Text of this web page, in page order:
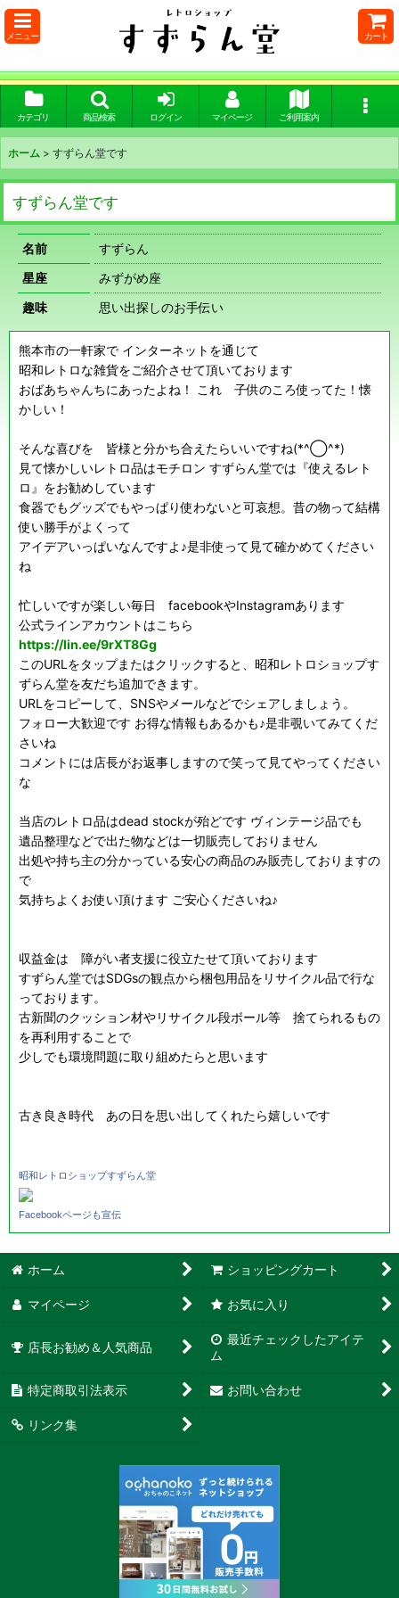
メニュー カート
カテゴリ 商品検索 ログイン マイページ ご利用案内
ホーム > すずらん堂です
すずらん堂です
名前
すずらん
星座
みずがめ座
趣味
思い出探しのお手伝い
熊本市の一軒家で インターネットを通じて
昭和レトロな雑貨をご紹介させて頂いております
おばあちゃんちにあったよね！ これ 子供のころ使ってた！懐
かしい！
そんな喜びを 皆様と分かち合えたらいいですね(*^◯^*)
見て懐かしいレトロ品はモチロン すずらん堂では『使えるレト
ロ』をお勧めしています
食器でもグッズでもやっぱり使わないと可哀想。昔の物って結構
使い勝手がよくって
アイデアいっぱいなんですよ♪是非使って見て確かめてください
ね
忙しいですが楽しい毎日 facebookやInstagramあります
公式ラインアカウントはこちら
https://lin.ee/9rXT8Gg
このURLをタップまたはクリックすると、昭和レトロショップす
ずらん堂を友だち追加できます。
URLをコピーして、SNSやメールなどでシェアしましょう。
フォロー大歓迎です お得な情報もあるかも♪是非覗いてみてくだ
さいね
コメントには店長がお返事しますので笑って見てやってください
な
当店のレトロ品はdead stockが殆どです ヴィンテージ品でも
遺品整理などで出た物などは一切販売しておりません
出処や持ち主の分かっている安心の商品のみ販売しておりますの
で
気持ちよくお使い頂けます ご安心くださいね♪
収益金は 障がい者支援に役立たせて頂いております
すずらん堂ではSDGsの観点から梱包用品をリサイクル品で行な
っております。
古新聞のクッション材やリサイクル段ボール等 捨てられるもの
を再利用することで
少しでも環境問題に取り組めたらと思います
古き良き時代 あの日を思い出してくれたら嬉しいです
昭和レトロショップすずらん堂
Facebookページも宣伝
ホーム ショッピングカート
マイページ お気に入り
店長お勧め＆人気商品
最近チェックしたアイテ
ム
特定商取引法表示 お問い合わせ
リンク集